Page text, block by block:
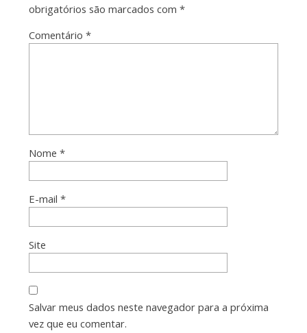
obrigatórios são marcados com *
Comentário *
Nome *
E-mail *
Site
Salvar meus dados neste navegador para a próxima
vez que eu comentar.